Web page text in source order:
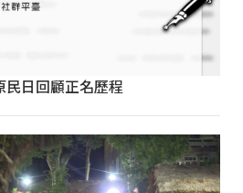
日回顧正名歷程